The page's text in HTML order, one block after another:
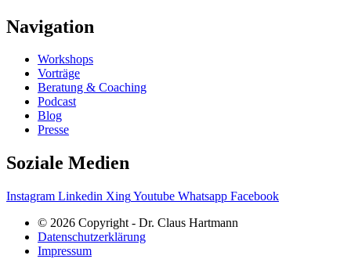
Navigation
Workshops
Vorträge
Beratung & Coaching
Podcast
Blog
Presse
Soziale Medien
Instagram Linkedin XingYoutube Whatsapp Facebook
© 2026 Copyright - Dr. Claus Hartmann
Datenschutzerklärung
Impressum